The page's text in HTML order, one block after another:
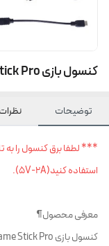
کنسول بازی Game Stick Pro با حافظه داخلی 64 گیگابایت
توضیحات
استفاده کنید(5V-2A).
معرفی محصول¶